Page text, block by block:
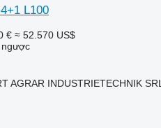
L100
€ ≈ 52.570 US$
ngược
AGRAR INDUSTRIETECHNIK SRL